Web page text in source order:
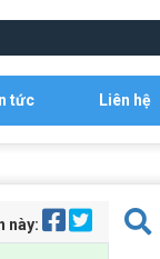
tức Liên hệ
này: